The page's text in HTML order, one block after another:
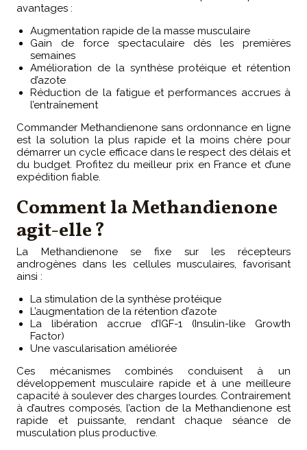
avantages :
Augmentation rapide de la masse musculaire
Gain de force spectaculaire dès les premières
semaines
Amélioration de la synthèse protéique et rétention
d’azote
Réduction de la fatigue et performances accrues à
l’entraînement
Commander Methandienone sans ordonnance en ligne
est la solution la plus rapide et la moins chère pour
démarrer un cycle efficace dans le respect des délais et
du budget. Profitez du meilleur prix en France et d’une
expédition fiable.
Comment la Methandienone
agit-elle ?
La Methandienone se fixe sur les récepteurs
androgènes dans les cellules musculaires, favorisant
ainsi :
La stimulation de la synthèse protéique
L’augmentation de la rétention d’azote
La libération accrue d’IGF-1 (Insulin-like Growth
Factor)
Une vascularisation améliorée
Ces mécanismes combinés conduisent à un
développement musculaire rapide et à une meilleure
capacité à soulever des charges lourdes. Contrairement
à d’autres composés, l’action de la Methandienone est
rapide et puissante, rendant chaque séance de
musculation plus productive.